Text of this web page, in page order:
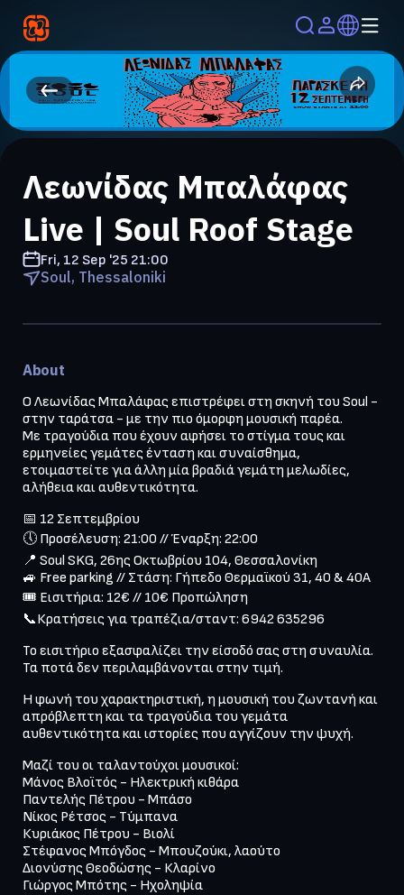
Λεωνίδας Μπαλάφας
Live | Soul Roof Stage
Fri, 12 Sep '25 21:00
Soul, Thessaloniki
About
O Λεωνίδας Μπαλάφας επιστρέφει στη σκηνή του Soul -
στην ταράτσα - με την πιο όμορφη μουσική παρέα.
Με τραγούδια που έχουν αφήσει το στίγμα τους και
ερμηνείες γεμάτες ένταση και συναίσθημα,
ετοιμαστείτε για άλλη μία βραδιά γεμάτη μελωδίες,
αλήθεια και αυθεντικότητα.
📅 12 Σεπτεμβρίου
🕔 Προσέλευση: 21:00 // Έναρξη: 22:00
📍 Soul SKG, 26ης Οκτωβρίου 104, Θεσσαλονίκη
🚙 Free parking // Στάση: Γήπεδο Θερμαϊκού 31, 40 & 40Α
🎟 Εισιτήρια: 12€ // 10€ Προπώληση
📞Κρατήσεις για τραπέζια/σταντ: 6942 635296
Το εισιτήριο εξασφαλίζει την είσοδό σας στη συναυλία.
Τα ποτά δεν περιλαμβάνονται στην τιμή.
Η φωνή του χαρακτηριστική, η μουσική του ζωντανή και
απρόβλεπτη και τα τραγούδια του γεμάτα
αυθεντικότητα και ιστορίες που αγγίζουν την ψυχή.
Μαζί του οι ταλαντούχοι μουσικοί:
Mάνος Βλοϊτός - Ηλεκτρική κιθάρα
Παντελής Πέτρου - Μπάσο
Νίκος Ρέτσος - Τύμπανα
Κυριάκος Πέτρου - Βιολί
Στέφανος Μπόγδος - Μπουζούκι, λαούτο
Διονύσης Θεοδώσης - Κλαρίνο
Γιώργος Μπότης - Ηχοληψία